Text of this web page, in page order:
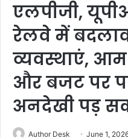
एलपीजी,
रेलवे में
व्यवस्थाएं,
और बजट पर
अनदेखी पड़
Author Desk June 1,